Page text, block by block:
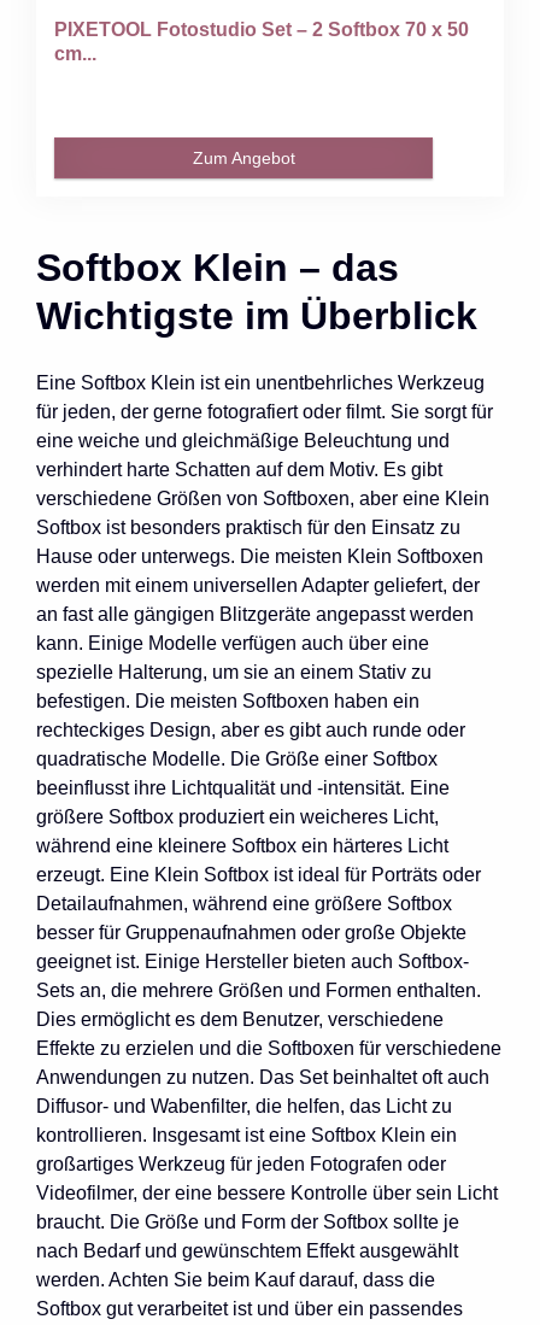
PIXETOOL Fotostudio Set – 2 Softbox 70 x 50
cm...
Zum Angebot
Softbox Klein – das
Wichtigste im Überblick
Eine Softbox Klein ist ein unentbehrliches Werkzeug
für jeden, der gerne fotografiert oder filmt. Sie sorgt für
eine weiche und gleichmäßige Beleuchtung und
verhindert harte Schatten auf dem Motiv. Es gibt
verschiedene Größen von Softboxen, aber eine Klein
Softbox ist besonders praktisch für den Einsatz zu
Hause oder unterwegs. Die meisten Klein Softboxen
werden mit einem universellen Adapter geliefert, der
an fast alle gängigen Blitzgeräte angepasst werden
kann. Einige Modelle verfügen auch über eine
spezielle Halterung, um sie an einem Stativ zu
befestigen. Die meisten Softboxen haben ein
rechteckiges Design, aber es gibt auch runde oder
quadratische Modelle. Die Größe einer Softbox
beeinflusst ihre Lichtqualität und -intensität. Eine
größere Softbox produziert ein weicheres Licht,
während eine kleinere Softbox ein härteres Licht
erzeugt. Eine Klein Softbox ist ideal für Porträts oder
Detailaufnahmen, während eine größere Softbox
besser für Gruppenaufnahmen oder große Objekte
geeignet ist. Einige Hersteller bieten auch Softbox-
Sets an, die mehrere Größen und Formen enthalten.
Dies ermöglicht es dem Benutzer, verschiedene
Effekte zu erzielen und die Softboxen für verschiedene
Anwendungen zu nutzen. Das Set beinhaltet oft auch
Diffusor- und Wabenfilter, die helfen, das Licht zu
kontrollieren. Insgesamt ist eine Softbox Klein ein
großartiges Werkzeug für jeden Fotografen oder
Videofilmer, der eine bessere Kontrolle über sein Licht
braucht. Die Größe und Form der Softbox sollte je
nach Bedarf und gewünschtem Effekt ausgewählt
werden. Achten Sie beim Kauf darauf, dass die
Softbox gut verarbeitet ist und über ein passendes